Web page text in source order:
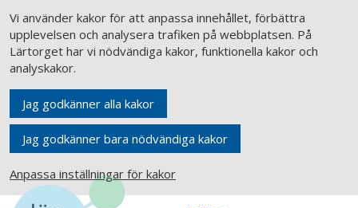
Vi använder kakor för att anpassa innehållet, förbättra
upplevelsen och analysera trafiken på webbplatsen. På
Lärtorget har vi nödvändiga kakor, funktionella kakor och
analyskakor.
Jag godkänner alla kakor
Jag godkänner bara nödvändiga kakor
Anpassa inställningar för kakor